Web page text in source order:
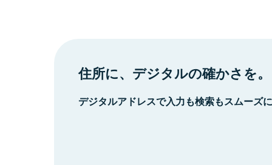
住所に、デジタルの確かさを。
デジタルアドレスで入力も検索もスムーズ